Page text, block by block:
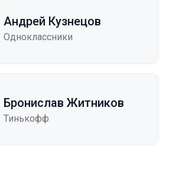
Андрей Кузнецов
Одноклассники
Бронислав Житников
Тинькофф